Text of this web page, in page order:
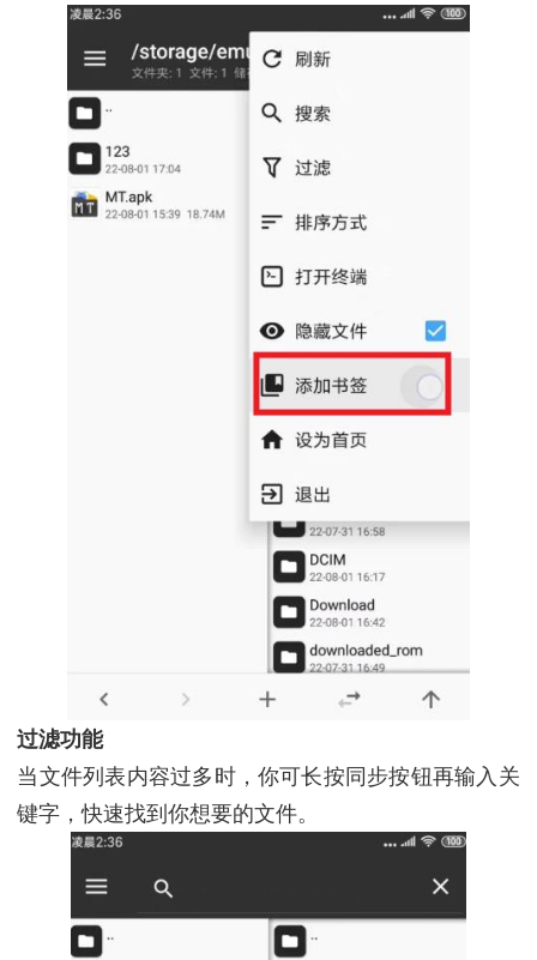
过滤功能
当文件列表内容过多时，你可长按同步按钮再输入关
键字，快速找到你想要的文件。